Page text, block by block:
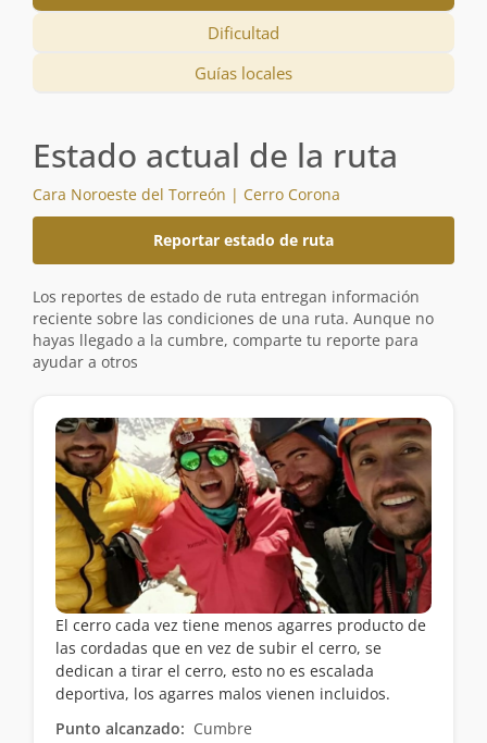
Dificultad
Guías locales
Estado actual de la ruta
Cara Noroeste del Torreón | Cerro Corona
Reportar estado de ruta
Los reportes de estado de ruta entregan información
reciente sobre las condiciones de una ruta. Aunque no
hayas llegado a la cumbre, comparte tu reporte para
ayudar a otros
El cerro cada vez tiene menos agarres producto de
las cordadas que en vez de subir el cerro, se
dedican a tirar el cerro, esto no es escalada
deportiva, los agarres malos vienen incluidos.
Punto alcanzado: Cumbre